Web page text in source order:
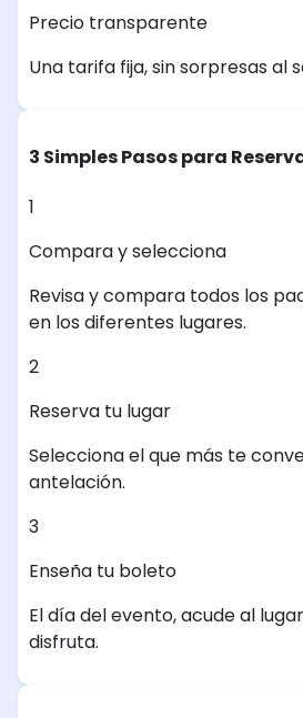
Precio transparente
Una tarifa fija, sin sorpresas al
3 Simples Pasos para
1
Compara y selecciona
Revisa y compara todos los
en los diferentes lugares.
2
Reserva tu lugar
Selecciona el que más te
antelación.
3
Enseña tu boleto
El día del evento, acude al
disfruta.